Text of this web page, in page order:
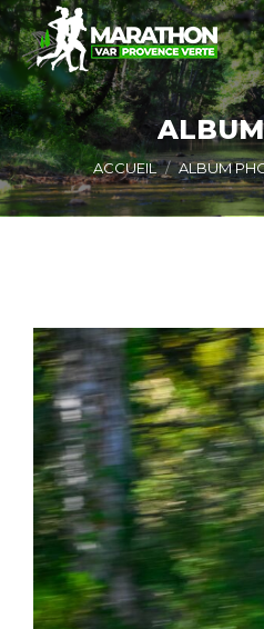
Vous êtes ici :
ACCUEIL ALBUM